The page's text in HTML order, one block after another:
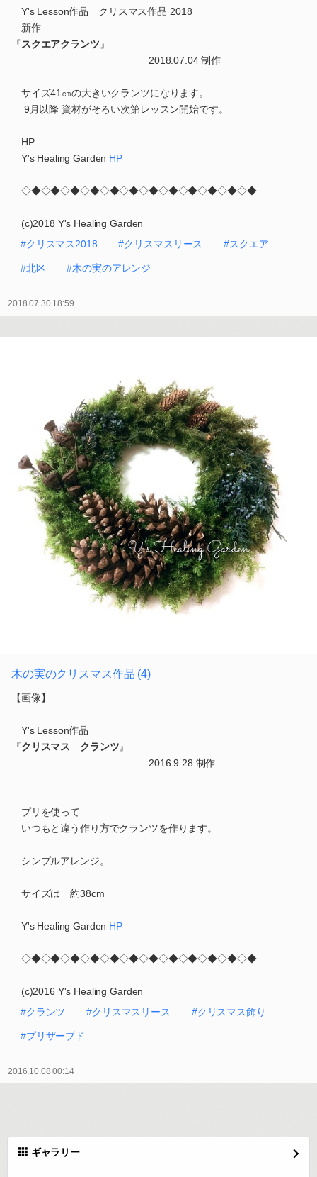
Y's Lesson作品 クリスマス作品 2018
新作
『スクエアクランツ 』
2018.07.04 制作
サイズ41㎝の大きいクランツになります。
9月以降 資材がそろい次第レッスン開始です。
HP
Y's Healing Garden HP
◇◆◇◆◇◆◇◆◇◆◇◆◇◆◇◆◇◆◇◆◇◆◇◆
(c)2018 Y's Healing Garden
#クリスマス2018
#クリスマスリース #スクエア
#北区 #木の実のアレンジ
2018.07.30 18:59
木の実のクリスマス作品 (4)
【画像】
Y's Lesson作品
『クリスマス クランツ』
2016.9.28 制作
プリを使って
いつもと違う作り方でクランツを作ります。
シンプルアレンジ。
サイズは 約38cm
Y's Healing Garden HP
◇◆◇◆◇◆◇◆◇◆◇◆◇◆◇◆◇◆◇◆◇◆◇◆
(c)2016 Y's Healing Garden
#クランツ
#クリスマスリース #クリスマス飾り
#プリザーブド
2016.10.08 00:14
ギャラリー